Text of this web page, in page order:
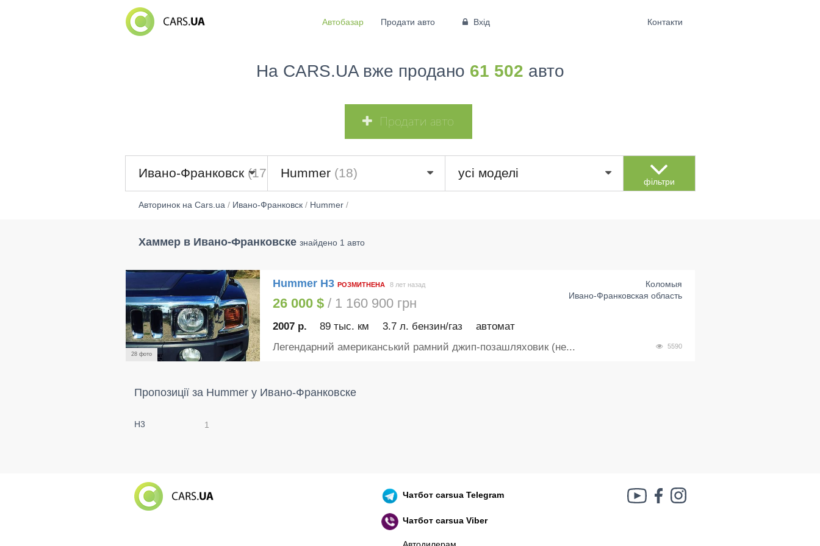
Автобазар Продати авто Вхід Контакти
На CARS.UA вже продано 61 502 авто
Продати авто
Ивано-Франковск (1766)Hummer (18) усі моделі
фільтри
Авторинок на Cars.ua/ Ивано-Франковск/ Hummer/
Хаммер в Ивано-Франковске знайдено 1 авто
28 фото
Hummer H3 РОЗМИТНЕНА
Коломыя
Ивано-Франковская область
8 лет назад
26 000 $/ 1 160 900 грн
2007 р. 89 тыс. км 3.7 л. бензин/газ автомат
5590
Легендарний американський рамний джип-позашляховик (не...
Пропозиції за Hummer у Ивано-Франковске
H3 1
Чатботcarsua Telegram
Чатботcarsua Viber
Автодилерам